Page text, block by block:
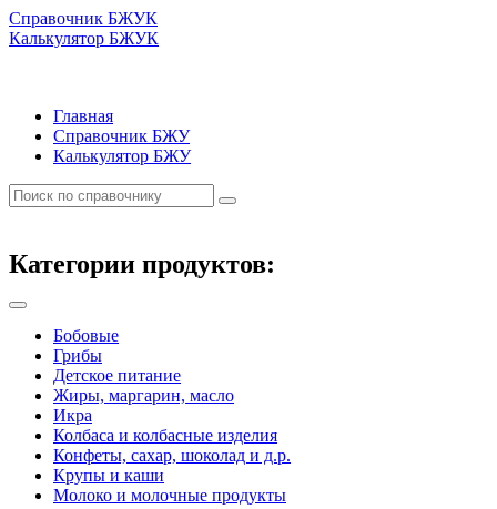
Справочник БЖУК
Калькулятор БЖУК
Главная
Справочник БЖУ
Калькулятор БЖУ
Категории продуктов:
Бобовые
Грибы
Детское питание
Жиры, маргарин, масло
Икра
Колбаса и колбасные изделия
Конфеты, сахар, шоколад и д.р.
Крупы и каши
Молоко и молочные продукты